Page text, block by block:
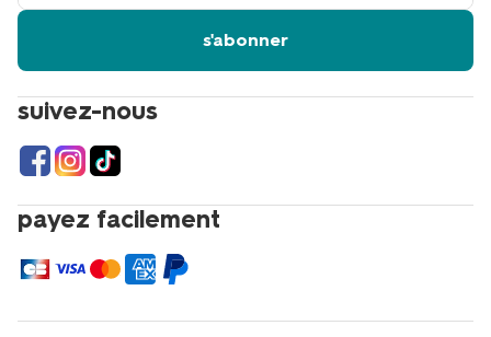
suivez-nous
payez facilement
s'abonner